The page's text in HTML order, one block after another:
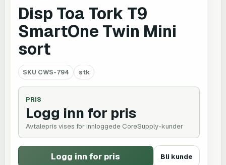
Disp Toa Tork T9
SmartOne Twin Mini
sort
SKU CWS-794 stk
PRIS
Logg inn for pris
Avtalepris vises for innloggede CoreSupply-kunder
Logg inn for pris Bli kunde